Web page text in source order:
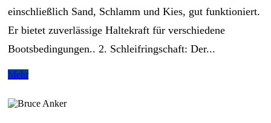
einschließlich Sand, Schlamm und Kies, gut funktioniert.
Er bietet zuverlässige Haltekraft für verschiedene
Bootsbedingungen.. 2. Schleifringschaft: Der...
Mehr